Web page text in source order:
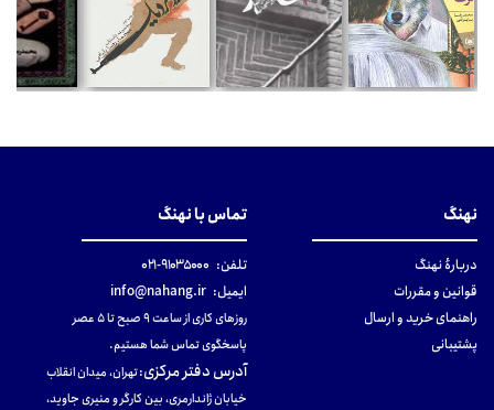
نهنگ
دربارهٔ نهنگ
قوانین و مقررات
راهنمای خرید و ارسال
پشتیبانی
تماس با نهنگ
تلفن: ۹۱۰۳۵۰۰۰-۰۲۱
ایمیل: info@nahang.ir
روزهای کاری از ساعت ۹ صبح تا ۵ عصر
پاسخگوی تماس شما هستیم.
آدرس دفتر مرکزی:تهران، میدان انقلاب
خیابان ژاندارمری، بین کارگر و منیری جاوید،